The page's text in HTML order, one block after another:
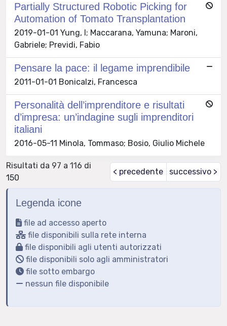
Partially Structured Robotic Picking for
Automation of Tomato Transplantation
2019-01-01 Yung, I; Maccarana, Yamuna; Maroni,
Gabriele; Previdi, Fabio
Pensare la pace: il legame imprendibile
2011-01-01 Bonicalzi, Francesca
Personalità dell’imprenditore e risultati
d’impresa: un’indagine sugli imprenditori
italiani
2016-05-11 Minola, Tommaso; Bosio, Giulio Michele
Risultati da 97 a 116 di
150
< precedente successivo >
Legenda icone
file ad accesso aperto
file disponibili sulla rete interna
file disponibili agli utenti autorizzati
file disponibili solo agli amministratori
file sotto embargo
nessun file disponibile